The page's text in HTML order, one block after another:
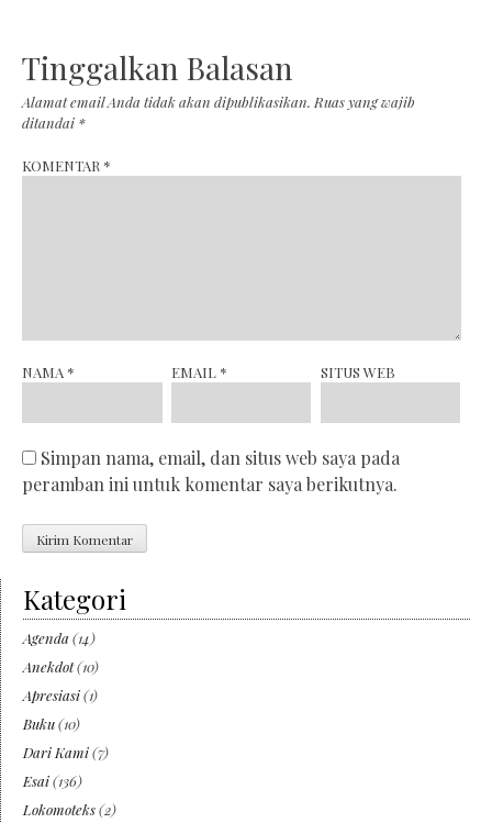
Tinggalkan Balasan
Alamat email Anda tidak akan dipublikasikan. Ruas yang wajib
ditandai *
KOMENTAR *
NAMA * EMAIL * SITUS WEB
Simpan nama, email, dan situs web saya pada
peramban ini untuk komentar saya berikutnya.
Kategori
Agenda (14)
Anekdot(10)
Apresiasi(1)
Buku(10)
Dari Kami(7)
Esai(136)
Lokomoteks(2)